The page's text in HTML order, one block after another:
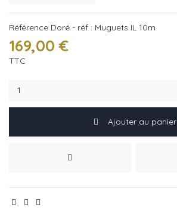
Référence Doré - réf : Muguets IL 10m
169,00 €
TTC
Ajouter au panier